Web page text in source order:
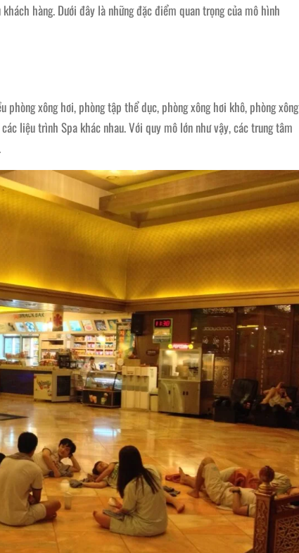
hàng. Dưới đây là những đặc điểm quan trọng của mô hình
xông hơi, phòng tập thể dục, phòng xông hơi khô, phòng xông
liệu trình Spa khác nhau. Với quy mô lớn như vậy, các trung tâm